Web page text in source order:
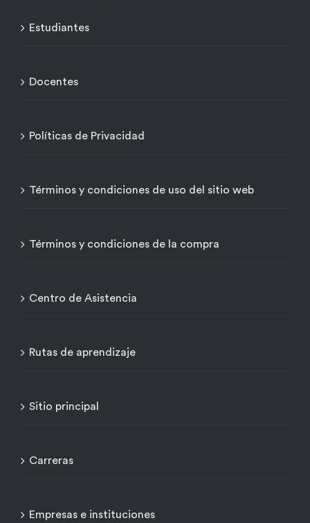
Estudiantes
Docentes
Políticas de Privacidad
Términos y condiciones de uso del sitio web
Términos y condiciones de la compra
Centro de Asistencia
Rutas de aprendizaje
Sitio principal
Carreras
Empresas e instituciones